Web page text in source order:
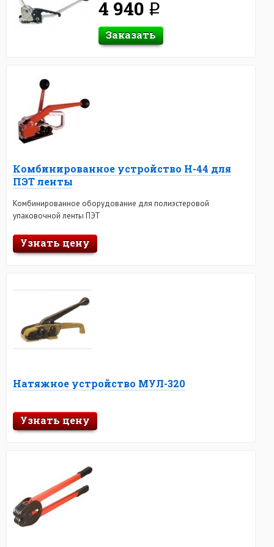
4 940 q
Заказать
Комбинированное устройство Н-44 для
ПЭТ ленты
Комбинированное оборудование для полиэстеровой
упаковочной ленты ПЭТ
Узнать цену
Натяжное устройство МУЛ-320
Узнать цену